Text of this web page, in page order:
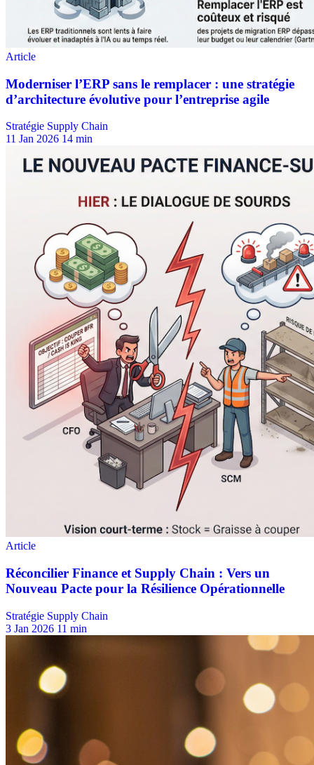
Stratégie Supply Chain
11 Jan 2026 14 min
Stratégie Supply Chain
3 Jan 2026 11 min